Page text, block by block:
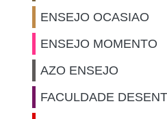
ENSEJO OCASIAO
ENSEJO MOMENTO
AZO ENSEJO
FACULDADE